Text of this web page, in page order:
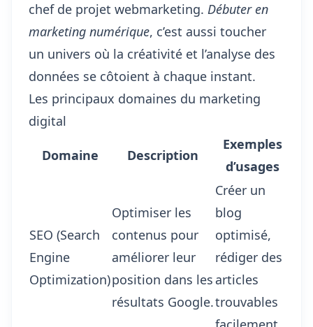
chef de projet webmarketing. Débuter en
marketing numérique, c’est aussi toucher
un univers où la créativité et l’analyse des
données se côtoient à chaque instant.
Les principaux domaines du marketing
digital
Domaine Description
Exemples
d’usages
SEO (Search
Engine
Optimization)
Optimiser les
contenus pour
améliorer leur
position dans les
résultats Google.
Créer un
blog
optimisé,
rédiger des
articles
trouvables